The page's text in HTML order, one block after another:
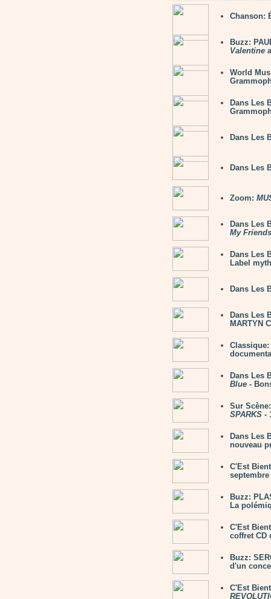
Chanson:
Buzz:
Valentine
World
Dans Les
Dans Les
Dans Les
Zoom:
Dans Les
My Friends
Dans Les
Label
Dans Les
Dans Les
MARTYN
Dans Les
Blue -
Sur
SPARKS -
Dans Les
nouveau
C'Est
septembre
Buzz:
La
C'Est
coffret CD
Buzz:
d'un
C'Est